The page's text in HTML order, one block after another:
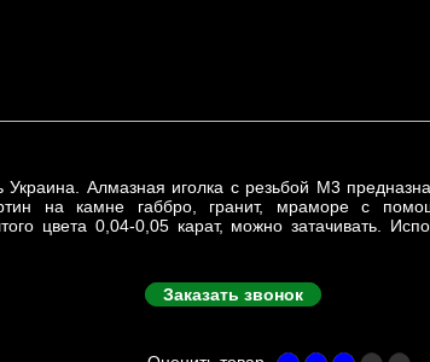
Украина. Алмазная иголка с резьбой М3
на камне габбро, гранит, мраморе с
цвета 0,04-0,05 карат, можно затачивать.
Заказать звонок